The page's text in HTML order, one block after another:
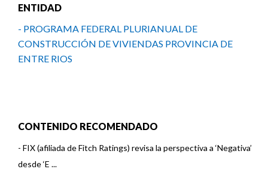
ENTIDAD
- PROGRAMA FEDERAL PLURIANUAL DE
CONSTRUCCIÓN DE VIVIENDAS PROVINCIA DE
ENTRE RIOS
CONTENIDO RECOMENDADO
- FIX (afiliada de Fitch Ratings) revisa la perspectiva a ‘Negativa’
desde ‘E ...